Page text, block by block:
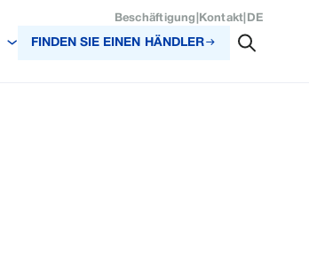
Beschäftigung Kontakt DE
FINDEN SIE EINEN HÄNDLER